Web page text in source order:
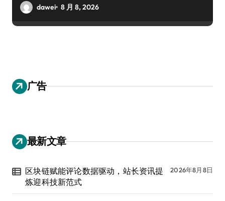
dawei 8 月 8, 2026
广告
最新文章
区块链赋能评论数据驱动，站长资讯提
炼迎科技新范式
2026年8月8日